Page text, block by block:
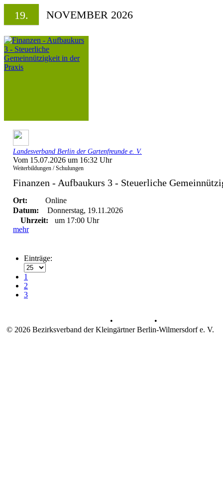
19. NOVEMBER 2026
Landesverband Berlin der Gartenfreunde e. V.
Vom 15.07.2026 um 16:32 Uhr
Weiterbildungen / Schulungen
Finanzen - Aufbaukurs 3 - Steuerliche
Ort:
Online
Datum:
Donnerstag, 19.11.2026
Uhrzeit:
um 17:00 Uhr
mehr
Einträge:
1
2
3
•
•
© 2026 Bezirksverband der Kleingärtner Berlin-Wilmersdorf e. V.